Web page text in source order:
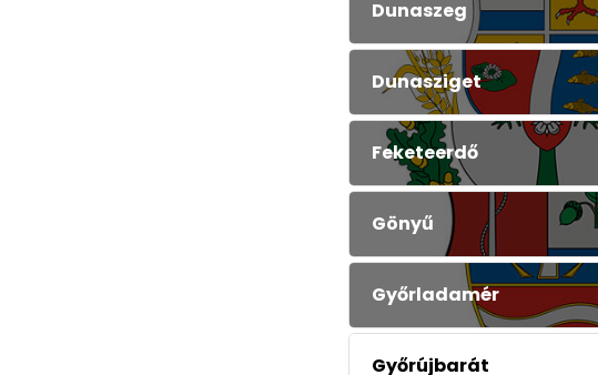
Dunaszeg
Dunasziget
Feketeerdő
Gönyű
Győrladamér
Győrújbarát